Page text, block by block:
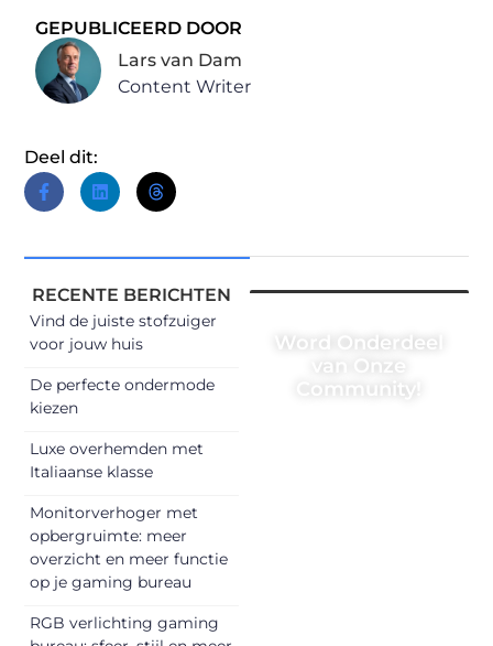
GEPUBLICEERD DOOR
Lars van Dam
Content Writer
Deel dit:
RECENTE BERICHTEN
Vind de juiste stofzuiger
voor jouw huis
De perfecte ondermode
kiezen
Luxe overhemden met
Italiaanse klasse
Monitorverhoger met
opbergruimte: meer
overzicht en meer functie
op je gaming bureau
RGB verlichting gaming
Word Onderdeel
van Onze
Community!